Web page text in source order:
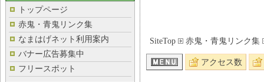
トップページ
赤鬼・青鬼リンク集
なまはげネット利用案内
バナー広告募集中
フリースポット
SiteTop 赤鬼・青鬼リンク集
アクセス数